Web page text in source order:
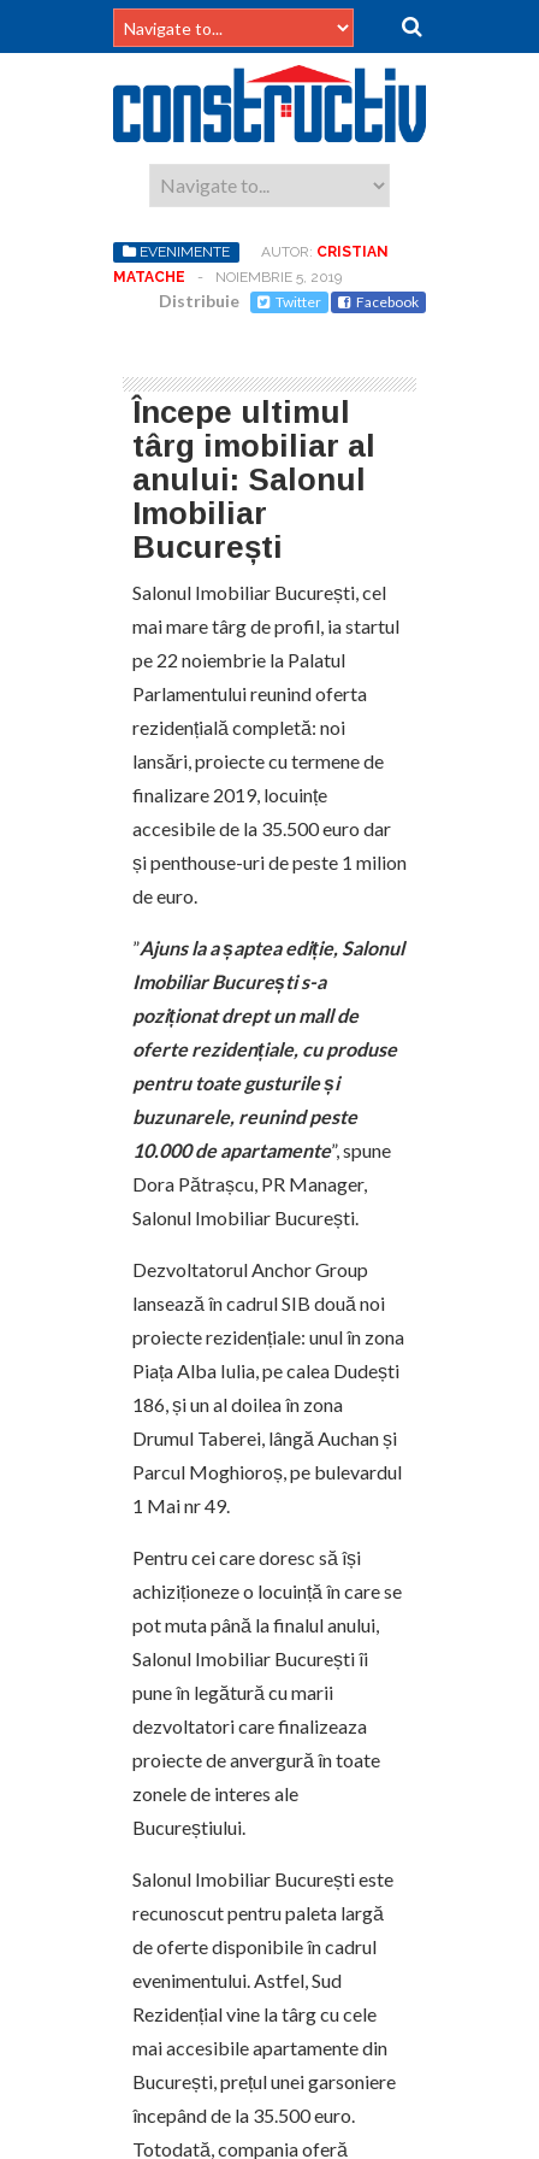
EVENIMENTE AUTOR: CRISTIAN
MATACHE
- NOIEMBRIE 5, 2019
Distribuie Twitter Facebook
Începe ultimul
târg imobiliar al
anului: Salonul
Imobiliar
București
Salonul Imobiliar București, cel
mai mare târg de profil, ia startul
pe 22 noiembrie la Palatul
Parlamentului reunind oferta
rezidențială completă: noi
lansări, proiecte cu termene de
finalizare 2019, locuințe
accesibile de la 35.500 euro dar
și penthouse-uri de peste 1 milion
de euro.
”Ajuns la a șaptea ediție, Salonul
Imobiliar București s-a
poziționat drept un mall de
oferte rezidențiale, cu produse
pentru toate gusturile și
buzunarele, reunind peste
10.000 de apartamente”, spune
Dora Pătrașcu, PR Manager,
Salonul Imobiliar București.
Dezvoltatorul Anchor Group
lansează în cadrul SIB două noi
proiecte rezidențiale: unul în zona
Piața Alba Iulia, pe calea Dudești
186, și un al doilea în zona
Drumul Taberei, lângă Auchan și
Parcul Moghioroș, pe bulevardul
1 Mai nr 49.
Pentru cei care doresc să își
achiziționeze o locuință în care se
pot muta până la finalul anului,
Salonul Imobiliar București îi
pune în legătură cu marii
dezvoltatori care finalizeaza
proiecte de anvergură în toate
zonele de interes ale
Bucureștiului.
Salonul Imobiliar București este
recunoscut pentru paleta largă
de oferte disponibile în cadrul
evenimentului. Astfel, Sud
Rezidențial vine la târg cu cele
mai accesibile apartamente din
București, prețul unei garsoniere
începând de la 35.500 euro.
Totodată, compania oferă